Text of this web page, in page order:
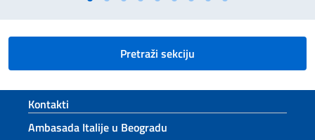
Pretraži sekciju
Footer section
Kontakti
Ambasada Italije u Beogradu